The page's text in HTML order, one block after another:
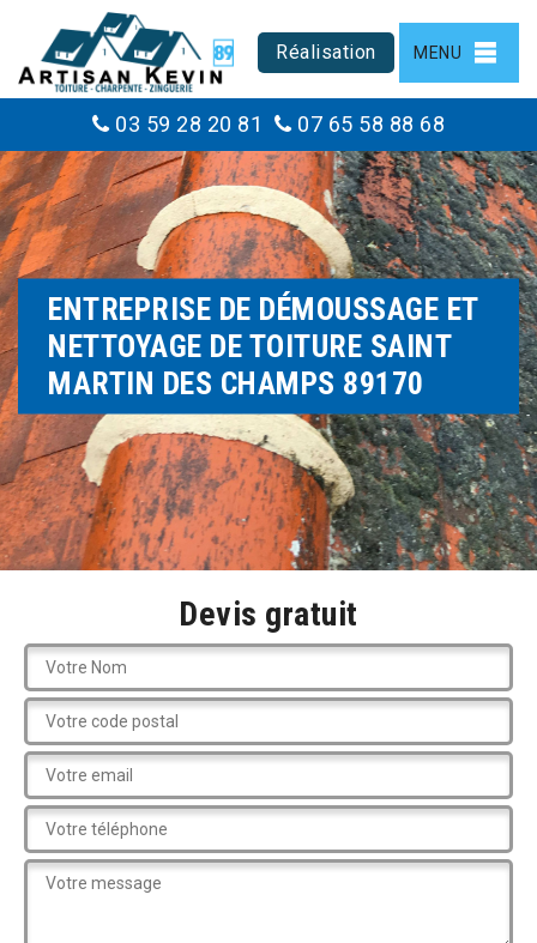
Réalisation MENU
03 59 28 20 81 07 65 58 88 68
ENTREPRISE DE DÉMOUSSAGE ET
NETTOYAGE DE TOITURE SAINT
MARTIN DES CHAMPS 89170
Devis gratuit